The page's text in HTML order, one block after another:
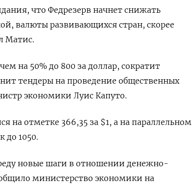
что Федрезерв начнет снижать
валюты развивающихся стран, скорее
Матис.
на 50% до 800 за доллар, сократит
тендеры на проведение общественных
экономики Луис Капуто.
на отметке 366,35 за $1, а на параллельном
до 1050.
новые шаги в отношении денежно-
министерство экономики на